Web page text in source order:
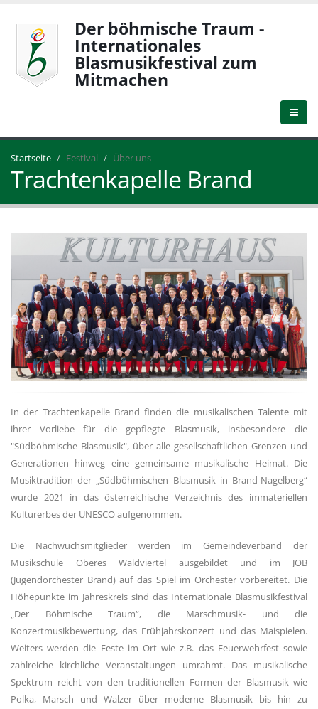
Der böhmische Traum -
Internationales
Blasmusikfestival zum
Mitmachen
Startseite Festival Über uns
Trachtenkapelle Brand
In der Trachtenkapelle Brand finden die musikalischen Talente mit
ihrer Vorliebe für die gepflegte Blasmusik, insbesondere die
"Südböhmische Blasmusik", über alle gesellschaftlichen Grenzen und
Generationen hinweg eine gemeinsame musikalische Heimat. Die
Musiktradition der „Südböhmischen Blasmusik in Brand-Nagelberg“
wurde 2021 in das österreichische Verzeichnis des immateriellen
Kulturerbes der UNESCO aufgenommen.
Die Nachwuchsmitglieder werden im Gemeindeverband der
Musikschule Oberes Waldviertel ausgebildet und im JOB
(Jugendorchester Brand) auf das Spiel im Orchester vorbereitet. Die
Höhepunkte im Jahreskreis sind das Internationale Blasmusikfestival
„Der Böhmische Traum“, die Marschmusik- und die
Konzertmusikbewertung, das Frühjahrskonzert und das Maispielen.
Weiters werden die Feste im Ort wie z.B. das Feuerwehrfest sowie
zahlreiche kirchliche Veranstaltungen umrahmt. Das musikalische
Spektrum reicht von den traditionellen Formen der Blasmusik wie
Polka, Marsch und Walzer über moderne Blasmusik bis hin zu